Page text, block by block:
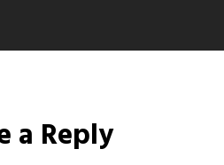
a Reply